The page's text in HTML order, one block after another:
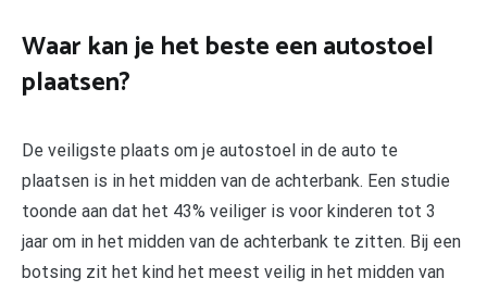
Waar kan je het beste een autostoel
plaatsen?
De veiligste plaats om je autostoel in de auto te
plaatsen is in het midden van de achterbank. Een studie
toonde aan dat het 43% veiliger is voor kinderen tot 3
jaar om in het midden van de achterbank te zitten. Bij een
botsing zit het kind het meest veilig in het midden van